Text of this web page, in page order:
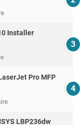
Installer
Pro MFP
LBP236dw